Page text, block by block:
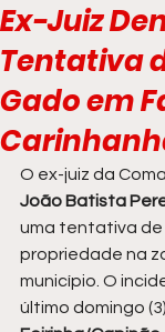
Ex-Juiz
Tentativa
Gado em
O ex-juiz da
João Batista
uma tentativa de
propriedade na
município. O
último domingo